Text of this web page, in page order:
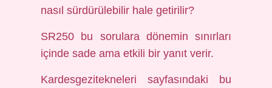
nasıl sürdürülebilir hale getirilir?
SR250 bu sorulara dönemin sınırları
içinde sade ama etkili bir yanıt verir.
Kardesgezitekneleri sayfasındaki bu